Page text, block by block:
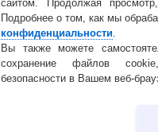
сайтом. Продолжая
Подробнее о том, как мы
конфиденциальности.
Вы также можете
сохранение файлов
безопасности в Вашем веб-